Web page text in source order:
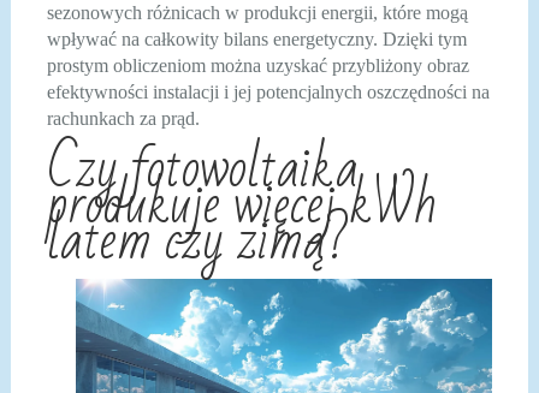
sezonowych różnicach w produkcji energii, które mogą
wpływać na całkowity bilans energetyczny. Dzięki tym
prostym obliczeniom można uzyskać przybliżony obraz
efektywności instalacji i jej potencjalnych oszczędności na
rachunkach za prąd.
Czy fotowoltaika
produkuje więcej kWh
latem czy zimą?